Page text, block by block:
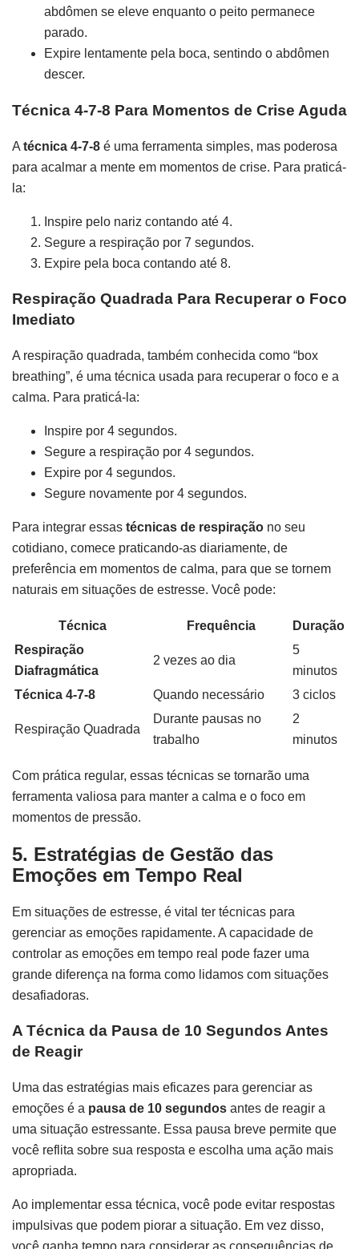
abdômen se eleve enquanto o peito permanece
parado.
Expire lentamente pela boca, sentindo o abdômen
descer.
Técnica 4-7-8 Para Momentos de Crise Aguda
A técnica 4-7-8 é uma ferramenta simples, mas poderosa
para acalmar a mente em momentos de crise. Para praticá-
la:
Inspire pelo nariz contando até 4.
Segure a respiração por 7 segundos.
Expire pela boca contando até 8.
Respiração Quadrada Para Recuperar o Foco
Imediato
A respiração quadrada, também conhecida como “box
breathing”, é uma técnica usada para recuperar o foco e a
calma. Para praticá-la:
Inspire por 4 segundos.
Segure a respiração por 4 segundos.
Expire por 4 segundos.
Segure novamente por 4 segundos.
Para integrar essas técnicas de respiração no seu
cotidiano, comece praticando-as diariamente, de
preferência em momentos de calma, para que se tornem
naturais em situações de estresse. Você pode:
Técnica Frequência
Duração
Respiração
Diafragmática
2 vezes ao dia
5
minutos
Técnica 4-7-8
Quando necessário 3 ciclos
Respiração Quadrada
Durante pausas no
trabalho
2
minutos
Com prática regular, essas técnicas se tornarão uma
ferramenta valiosa para manter a calma e o foco em
momentos de pressão.
5. Estratégias de Gestão das
Emoções em Tempo Real
Em situações de estresse, é vital ter técnicas para
gerenciar as emoções rapidamente. A capacidade de
controlar as emoções em tempo real pode fazer uma
grande diferença na forma como lidamos com situações
desafiadoras.
A Técnica da Pausa de 10 Segundos Antes
de Reagir
Uma das estratégias mais eficazes para gerenciar as
emoções é a pausa de 10 segundos antes de reagir a
uma situação estressante. Essa pausa breve permite que
você reflita sobre sua resposta e escolha uma ação mais
apropriada.
Ao implementar essa técnica, você pode evitar respostas
impulsivas que podem piorar a situação. Em vez disso,